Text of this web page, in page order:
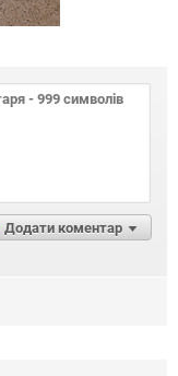
Додати коментар